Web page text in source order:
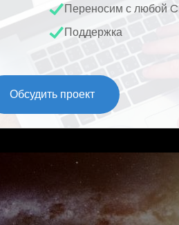
Переносим с любой
Поддержка
Обсудить проект